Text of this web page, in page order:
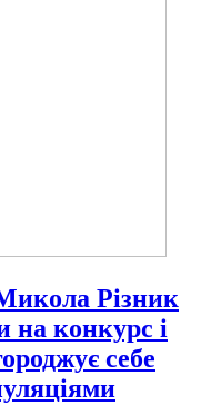
Різник
на конкурс і
себе